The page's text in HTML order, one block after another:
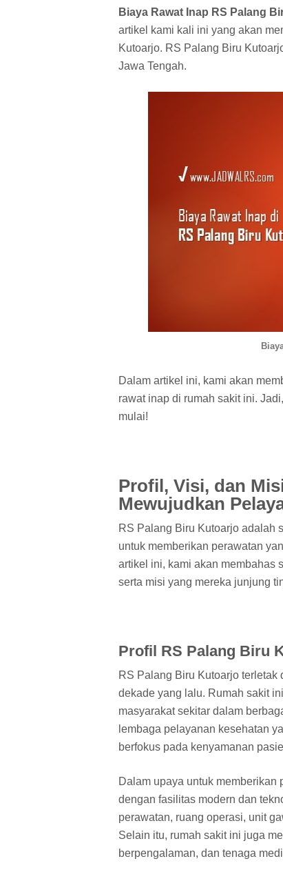
Biaya Rawat Inap RS Palang
artikel kami kali ini yang akan
Kutoarjo. RS Palang Biru
Jawa Tengah.
Dalam artikel ini, kami akan
rawat inap di rumah sakit ini.
mulai!
Profil, Visi, dan
Mewujudkan
RS Palang Biru Kutoarjo adalah
untuk memberikan perawatan
artikel ini, kami akan membahas
serta misi yang mereka junjung
Profil RS Palang Biru
RS Palang Biru Kutoarjo terletak
dekade yang lalu. Rumah sakit
masyarakat sekitar dalam
lembaga pelayanan kesehatan
berfokus pada kenyamanan
Dalam upaya untuk
dengan fasilitas modern dan
perawatan, ruang operasi, unit
Selain itu, rumah sakit ini juga
berpengalaman, dan tenaga